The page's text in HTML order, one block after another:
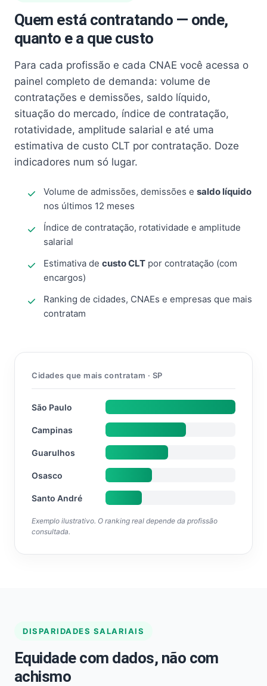
Quem está contratando — onde,
quanto e a que custo
Para cada profissão e cada CNAE você acessa o
painel completo de demanda: volume de
contratações e demissões, saldo líquido,
situação do mercado, índice de contratação,
rotatividade, amplitude salarial e até uma
estimativa de custo CLT por contratação. Doze
indicadores num só lugar.
Volume de admissões, demissões e saldo líquido
nos últimos 12 meses
Índice de contratação, rotatividade e amplitude
salarial
Estimativa de custo CLT por contratação (com
encargos)
Ranking de cidades, CNAEs e empresas que mais
contratam
Cidades que mais contratam · SP
São Paulo
Campinas
Guarulhos
Osasco
Santo André
Exemplo ilustrativo. O ranking real depende da profissão
consultada.
DISPARIDADES SALARIAIS
Equidade com dados, não com
achismo